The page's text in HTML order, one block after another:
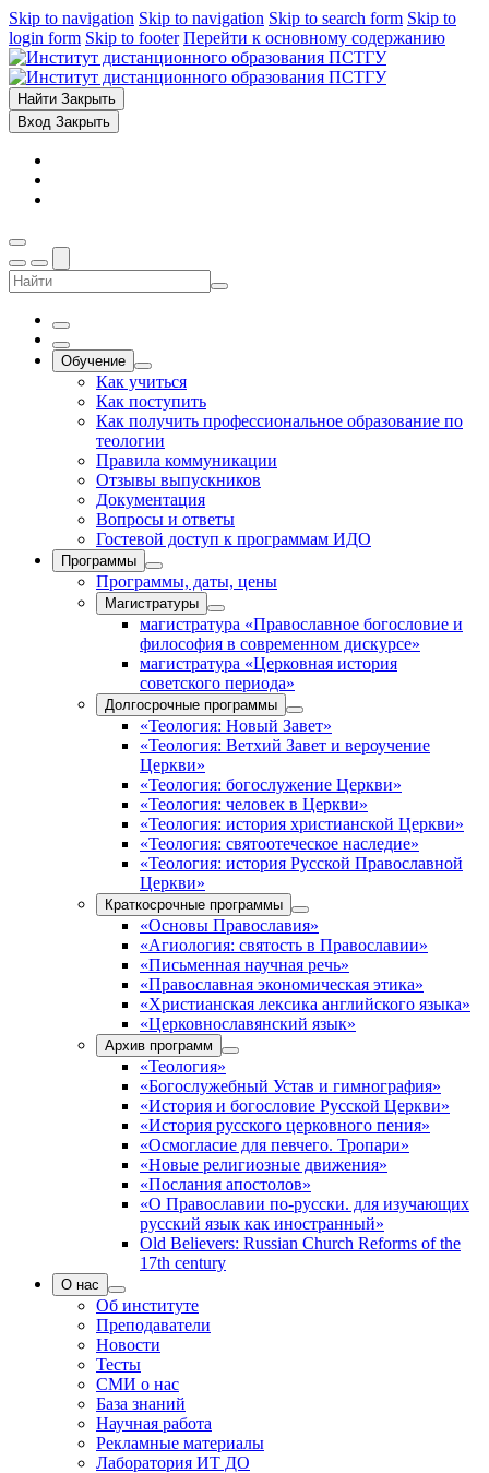
Skip to navigation Skip to navigation Skip to search form Skip to
login form Skip to footer Перейти к основному содержанию
Найти Закрыть
Вход Закрыть
Обучение
Как учиться
Как поступить
Как получить профессиональное образование по
теологии
Правила коммуникации
Отзывы выпускников
Документация
Вопросы и ответы
Гостевой доступ к программам ИДО
Программы
Программы, даты, цены
Магистратуры
магистратура «Православное богословие и
философия в современном дискурсе»
магистратура «Церковная история
советского периода»
Долгосрочные программы
«Теология: Новый Завет»
«Теология: Ветхий Завет и вероучение
Церкви»
«Теология: богослужение Церкви»
«Теология: человек в Церкви»
«Теология: история христианской Церкви»
«Теология: святоотеческое наследие»
«Теология: история Русской Православной
Церкви»
Краткосрочные программы
«Основы Православия»
«Агиология: святость в Православии»
«Письменная научная речь»
«Православная экономическая этика»
«Христианская лексика английского языка»
«Церковнославянский язык»
Архив программ
«Теология»
«Богослужебный Устав и гимнография»
«История и богословие Русской Церкви»
«История русского церковного пения»
«Осмогласие для певчего. Тропари»
«Новые религиозные движения»
«Послания апостолов»
«О Православии по-русски. для изучающих
русский язык как иностранный»
Old Believers: Russian Church Reforms of the
17th century
О нас
Об институте
Преподаватели
Новости
Тесты
СМИ о нас
База знаний
Научная работа
Рекламные материалы
Лаборатория ИТ ДО